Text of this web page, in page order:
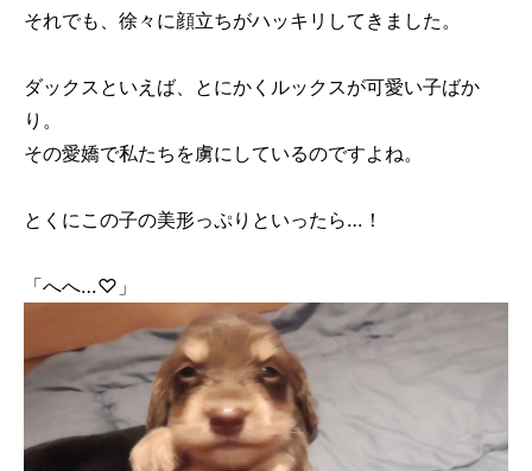
それでも、徐々に顔立ちがハッキリしてきました。
ダックスといえば、とにかくルックスが可愛い子ばか
り。
その愛嬌で私たちを虜にしているのですよね。
とくにこの子の美形っぷりといったら…！
「へへ…♡」